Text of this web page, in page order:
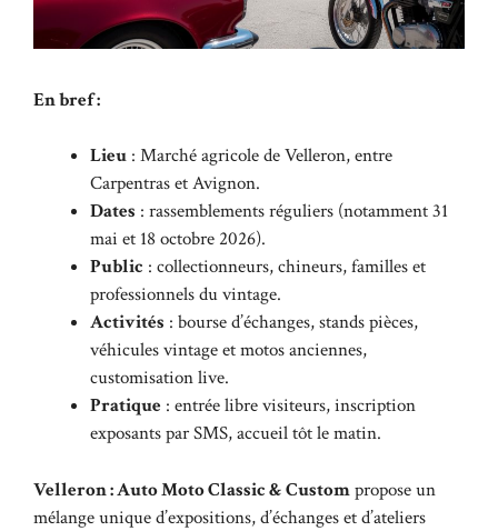
En bref :
Lieu : Marché agricole de Velleron, entre
Carpentras et Avignon.
Dates : rassemblements réguliers (notamment 31
mai et 18 octobre 2026).
Public : collectionneurs, chineurs, familles et
professionnels du vintage.
Activités : bourse d’échanges, stands pièces,
véhicules vintage et motos anciennes,
customisation live.
Pratique : entrée libre visiteurs, inscription
exposants par SMS, accueil tôt le matin.
Velleron : Auto Moto Classic & Custompropose un
mélange unique d’expositions, d’échanges et d’ateliers